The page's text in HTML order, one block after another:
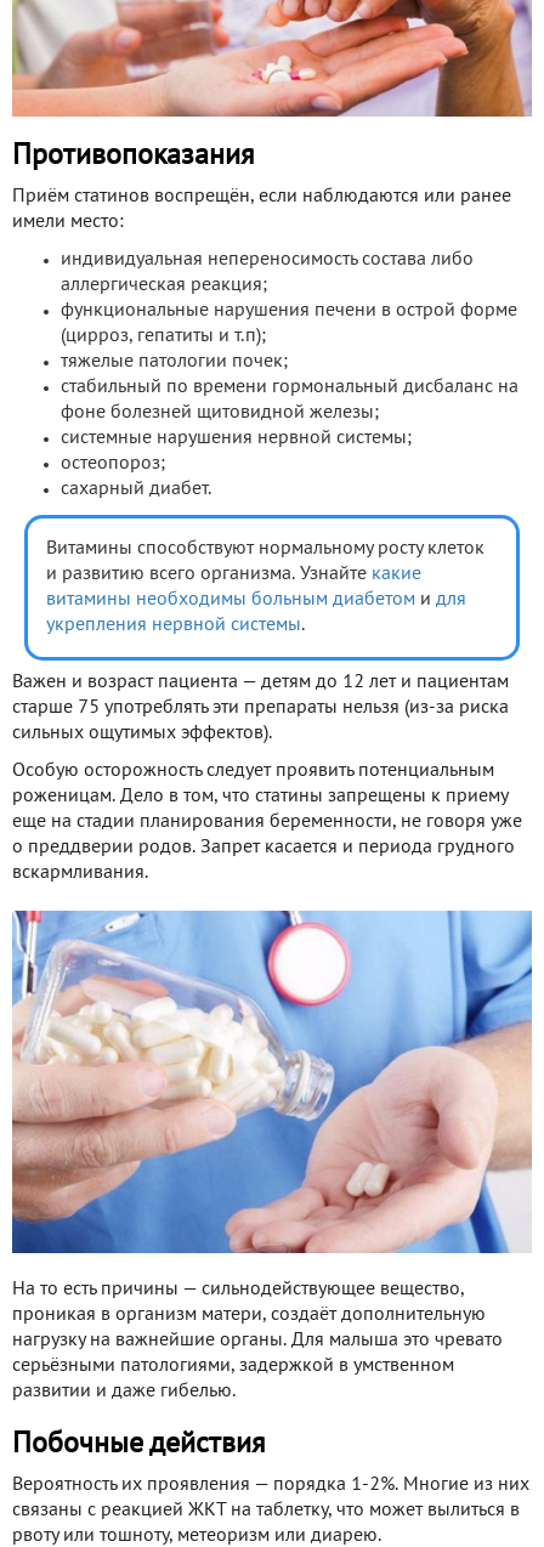
Противопоказания
Приём статинов воспрещён, если наблюдаются или ранее
имели место:
индивидуальная непереносимость состава либо
аллергическая реакция;
функциональные нарушения печени в острой форме
(цирроз, гепатиты и т.п);
тяжелые патологии почек;
стабильный по времени гормональный дисбаланс на
фоне болезней щитовидной железы;
системные нарушения нервной системы;
остеопороз;
сахарный диабет.
Витамины способствуют нормальному росту клеток
и развитию всего организма. Узнайте какие
витамины необходимы больным диабетом и для
укрепления нервной системы.
Важен и возраст пациента — детям до 12 лет и пациентам
старше 75 употреблять эти препараты нельзя (из-за риска
сильных ощутимых эффектов).
Особую осторожность следует проявить потенциальным
роженицам. Дело в том, что статины запрещены к приему
еще на стадии планирования беременности, не говоря уже
о преддверии родов. Запрет касается и периода грудного
вскармливания.
На то есть причины — сильнодействующее вещество,
проникая в организм матери, создаёт дополнительную
нагрузку на важнейшие органы. Для малыша это чревато
серьёзными патологиями, задержкой в умственном
развитии и даже гибелью.
Побочные действия
Вероятность их проявления — порядка 1-2%. Многие из них
связаны с реакцией ЖКТ на таблетку, что может вылиться в
рвоту или тошноту, метеоризм или диарею.